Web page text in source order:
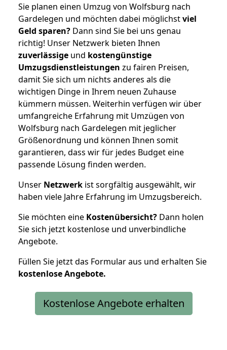
Sie planen einen Umzug von Wolfsburg nach
Gardelegen und möchten dabei möglichstviel
Geld sparen? Dann sind Sie bei uns genau
richtig! Unser Netzwerk bieten Ihnen
zuverlässige und kostengünstige
Umzugsdienstleistungen zu fairen Preisen,
damit Sie sich um nichts anderes als die
wichtigen Dinge in Ihrem neuen Zuhause
kümmern müssen. Weiterhin verfügen wir über
umfangreiche Erfahrung mit Umzügen von
Wolfsburg nach Gardelegen mit jeglicher
Größenordnung und können Ihnen somit
garantieren, dass wir für jedes Budget eine
passende Lösung finden werden.
Unser Netzwerk ist sorgfältig ausgewählt, wir
haben viele Jahre Erfahrung im Umzugsbereich.
Sie möchten eine Kostenübersicht? Dann holen
Sie sich jetzt kostenlose und unverbindliche
Angebote.
Füllen Sie jetzt das Formular aus und erhalten Sie
kostenloseAngebote.
Kostenlose Angebote erhalten